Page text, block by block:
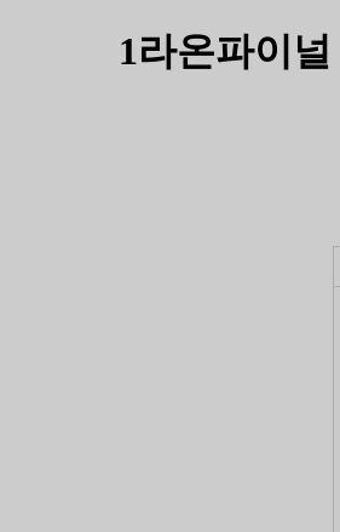
1라온파이